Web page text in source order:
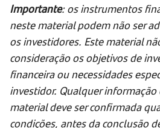
Importante: os instrumentos
neste material podem não ser
os investidores. Este material
consideração os objetivos de
financeira ou necessidades
investidor. Qualquer
material deve ser confirmada
condições, antes da conclusão